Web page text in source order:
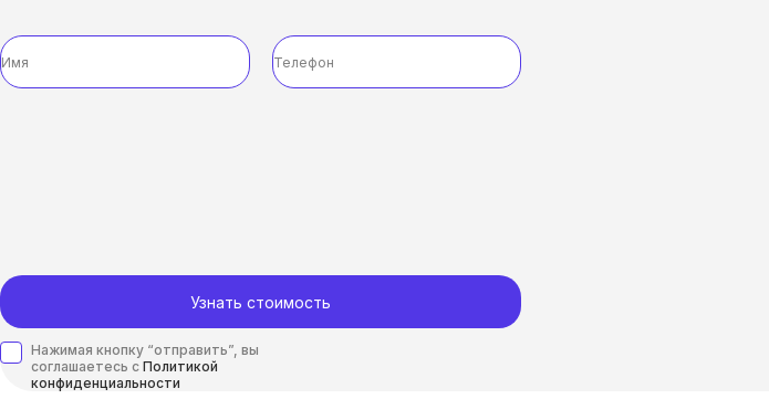
Узнать стоимость
Нажимая кнопку “отправить”, вы
соглашаетесь с Политикой
конфиденциальности